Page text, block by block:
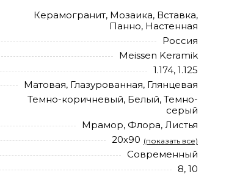
Керамогранит, Мозаика, Вставка,
Панно, Настенная
Россия
Meissen Keramik
1.174, 1.125
Матовая, Глазурованная, Глянцевая
Темно-коричневый, Белый, Темно-
серый
Мрамор, Флора, Листья
20х90 (показать все)
Современный
8, 10